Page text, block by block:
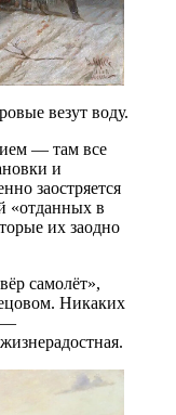
везут воду.
— там все
и
заостряется
«отданных в
их заодно
самолёт»,
Никаких
—